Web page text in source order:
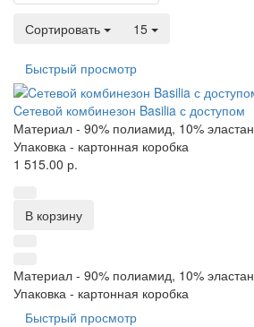
Сортировать 15
Быстрый просмотр
Cетевой комбинезон Basilia с доступом
Материал - 90% полиамид, 10% эластан
Упаковка - картонная коробка
1 515.00 р.
В корзину
Материал - 90% полиамид, 10% эластан
Упаковка - картонная коробка
Быстрый просмотр